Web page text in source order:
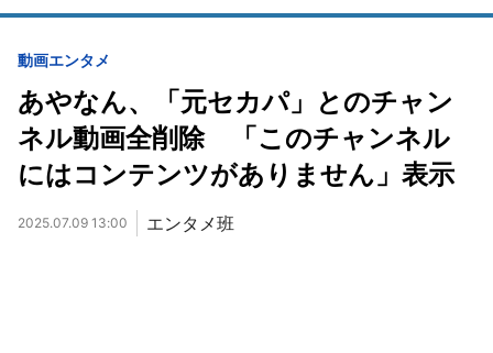
動画エンタメ
あやなん、「元セカパ」とのチャン
ネル動画全削除 「このチャンネル
にはコンテンツがありません」表示
2025.07.09 13:00 エンタメ班